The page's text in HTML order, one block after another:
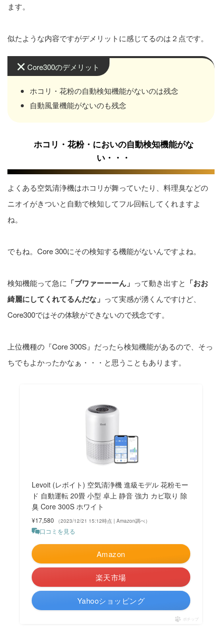
ます。
似たような内容ですがデメリットに感じてるのは２点です。
Core300のデメリット
ホコリ・花粉の自動検知機能がないのは残念
自動風量機能がないのも残念
ホコリ・花粉・においの自動検知機能がな
い・・・
よくある空気清浄機はホコリが舞っていたり、料理臭などの
ニオイがきついと自動で検知してフル回転してくれますよ
ね。
でもね。Core 300にその検知する機能がないんですよね。
検知機能って急に 「ブワァーーーん」 って動き出すと 「おお
綺麗にしてくれてるんだな」 って実感が湧くんですけど、
Core300ではその体験ができないので残念です。
上位機種の『Core 300S』だったら検知機能があるので、そっ
ちでもよかったかなぁ・・・と思うこともあります。
Levoit (レボイト) 空気清浄機 進級モデル 花粉モー
ド 自動運転 20畳 小型 卓上 静音 強力 カビ取り 除
臭 Core 300S ホワイト
¥17,580 （2023/12/21 15:12時点 | Amazon調べ）
口コミを見る
Amazon
楽天市場
Yahooショッピング
ポチップ